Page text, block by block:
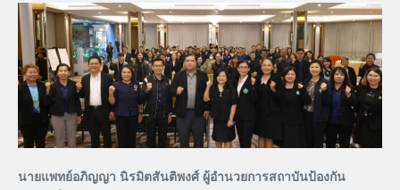
นายแพทย์อภิญญา นิรมิตสันติพงศ์ ผู้อำนวยการสถาบันป้องกัน